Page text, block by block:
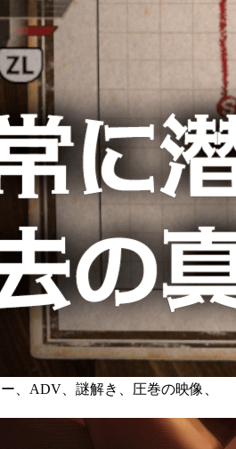
、ADV、謎解き、圧巻の映像、